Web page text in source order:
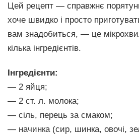
Цей рецепт — справжнє
хоче швидко і просто
вам знадобиться, — це
кілька інгредієнтів.
Інгредієнти:
— 2 яйця;
— 2 ст. л. молока;
— сіль, перець за смаком;
— начинка (сир, шинка, овочі,